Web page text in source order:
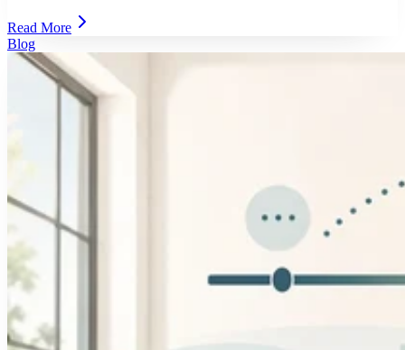
Read More
Blog